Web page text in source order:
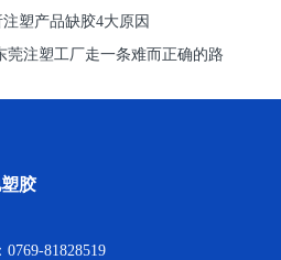
塑产品缺胶4大原因
莞注塑工厂走一条难而正确的路
胶
81828519